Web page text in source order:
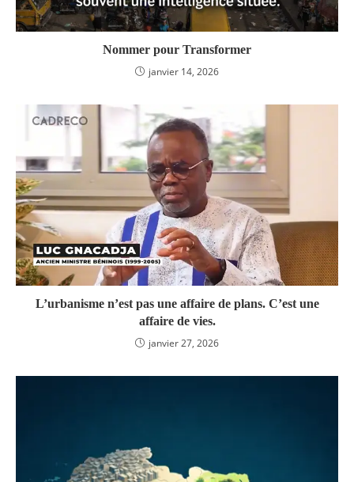
Nommer pour Transformer
janvier 14, 2026
L’urbanisme n’est pas une affaire de plans. C’est une
affaire de vies.
janvier 27, 2026